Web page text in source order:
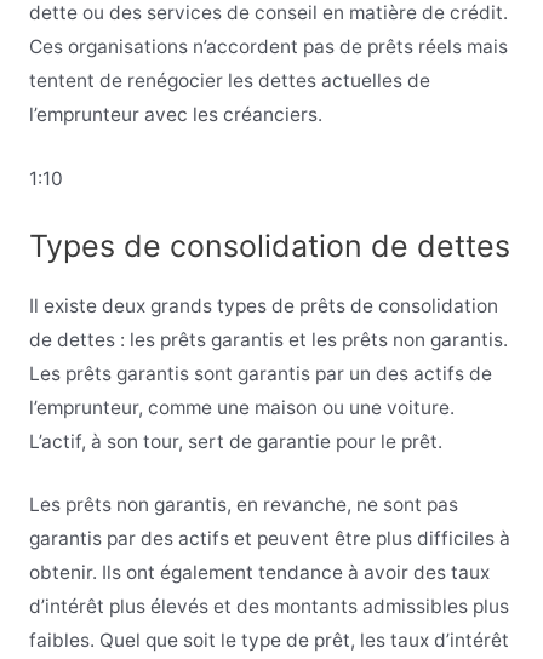
dette ou des services de conseil en matière de crédit.
Ces organisations n’accordent pas de prêts réels mais
tentent de renégocier les dettes actuelles de
l’emprunteur avec les créanciers.
1:10
Types de consolidation de dettes
Il existe deux grands types de prêts de consolidation
de dettes : les prêts garantis et les prêts non garantis.
Les prêts garantis sont garantis par un des actifs de
l’emprunteur, comme une maison ou une voiture.
L’actif, à son tour, sert de garantie pour le prêt.
Les prêts non garantis, en revanche, ne sont pas
garantis par des actifs et peuvent être plus difficiles à
obtenir. Ils ont également tendance à avoir des taux
d’intérêt plus élevés et des montants admissibles plus
faibles. Quel que soit le type de prêt, les taux d’intérêt